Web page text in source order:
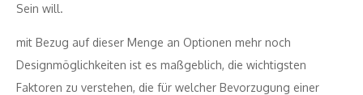
Sein will.
mit Bezug auf dieser Menge an Optionen mehr noch
Designmöglichkeiten ist es maßgeblich, die wichtigsten
Faktoren zu verstehen, die für welcher Bevorzugung einer